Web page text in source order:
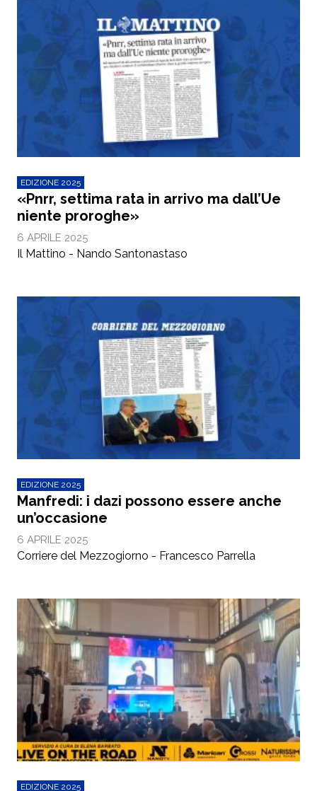
EDIZIONE 2025
«Pnrr, settima rata in arrivo ma dall’Ue
niente proroghe»
6 APRILE 2025
Il Mattino - Nando Santonastaso
EDIZIONE 2025
Manfredi: i dazi possono essere anche
un’occasione
6 APRILE 2025
Corriere del Mezzogiorno - Francesco Parrella
EDIZIONE 2025